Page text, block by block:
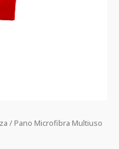
/ Pano Microfibra Multiuso